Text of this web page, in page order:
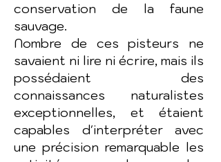
conservation de la faune
sauvage.
Nombre de ces pisteurs ne
savaient ni lire ni écrire, mais ils
possédaient des
connaissances naturalistes
exceptionnelles, et étaient
capables d'interpréter avec
une précision remarquable les